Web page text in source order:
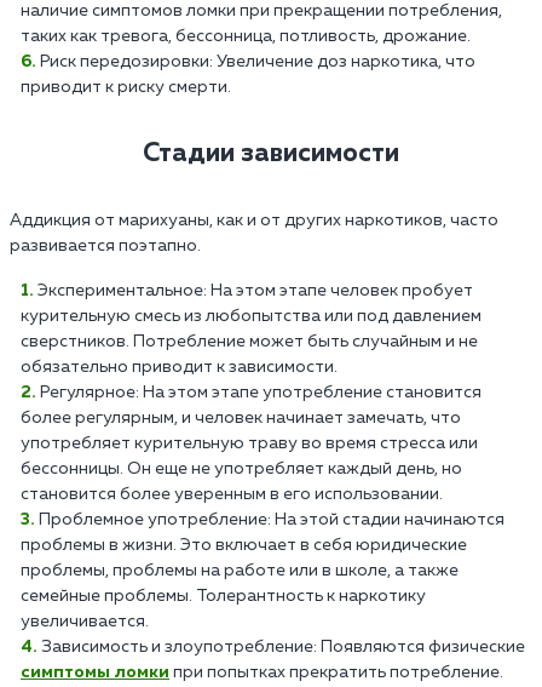
наличие симптомов ломки при прекращении потребления,
таких как тревога, бессонница, потливость, дрожание.
Риск передозировки: Увеличение доз наркотика, что
приводит к риску смерти.
Стадии зависимости
Аддикция от марихуаны, как и от других наркотиков, часто
развивается поэтапно.
Экспериментальное: На этом этапе человек пробует
курительную смесь из любопытства или под давлением
сверстников. Потребление может быть случайным и не
обязательно приводит к зависимости.
Регулярное: На этом этапе употребление становится
более регулярным, и человек начинает замечать, что
употребляет курительную траву во время стресса или
бессонницы. Он еще не употребляет каждый день, но
становится более уверенным в его использовании.
Проблемное употребление: На этой стадии начинаются
проблемы в жизни. Это включает в себя юридические
проблемы, проблемы на работе или в школе, а также
семейные проблемы. Толерантность к наркотику
увеличивается.
Зависимость и злоупотребление: Появляются физические
симптомы ломки при попытках прекратить потребление.